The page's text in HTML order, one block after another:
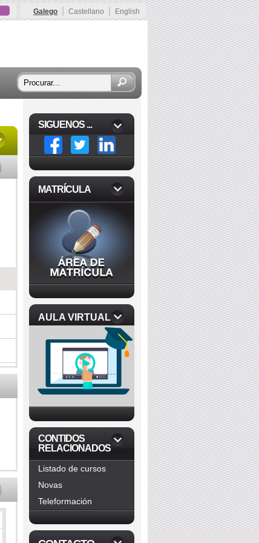
Galego Castellano English
SIGUENOS ...
MATRÍCULA
AULA VIRTUAL
CONTIDOS
RELACIONADOS
Listado de cursos
Novas
Teleformación